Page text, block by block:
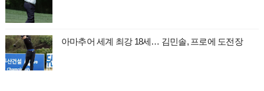
아마추어 세계 최강 18세… 김민솔, 프로에 도전장